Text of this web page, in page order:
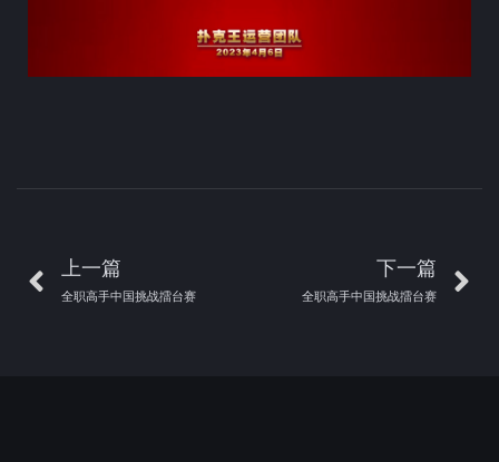
上一篇
全职高手中国挑战擂台赛
下一篇
全职高手中国挑战擂台赛